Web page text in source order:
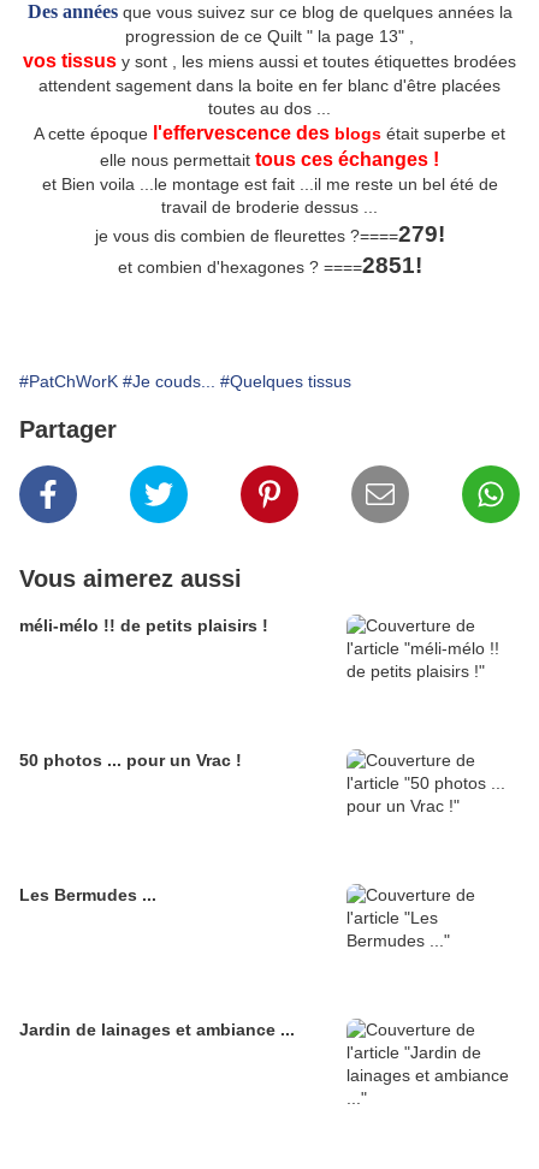
Des annéesque vous suivez sur ce blog de quelques années la
progression de ce Quilt " la page 13" ,
vos tissus y sont , les miens aussi et toutes étiquettes brodées
attendent sagement dans la boite en fer blanc d'être placées
toutes au dos ...
A cette époque l'effervescence des blogs était superbe et
elle nous permettait tous ces échanges !
et Bien voila ...le montage est fait ...il me reste un bel été de
travail de broderie dessus ...
je vous dis combien de fleurettes ?====279!
et combien d'hexagones ? ====2851!
#PatChWorK #Je couds... #Quelques tissus
Partager
Vous aimerez aussi
méli-mélo !! de petits plaisirs !
50 photos ... pour un Vrac !
Les Bermudes ...
Jardin de lainages et ambiance ...